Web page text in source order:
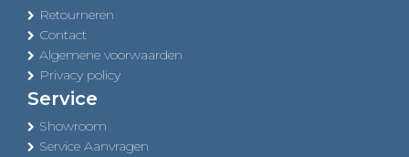
Retourneren
Contact
Algemene voorwaarden
Privacy policy
Service
Showroom
Service Aanvragen